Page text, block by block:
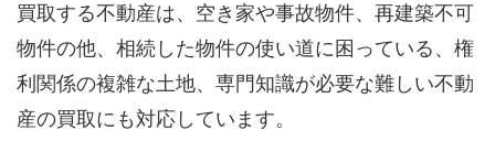
買取する不動産は、空き家や事故物件、再建築不可
物件の他、相続した物件の使い道に困っている、権
利関係の複雑な土地、専門知識が必要な難しい不動
産の買取にも対応しています。